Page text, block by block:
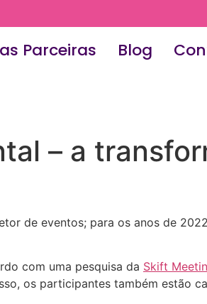
Parceiras Blog
– a
de eventos; para os anos de
com uma pesquisa da Skift
os participantes também estão